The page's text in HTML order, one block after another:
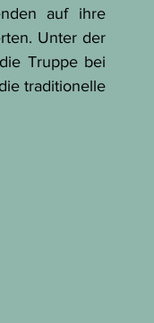
auf ihre
Unter der
Truppe bei
traditionelle